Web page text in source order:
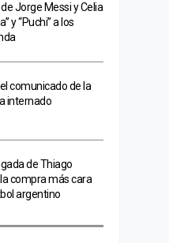
Jorge Messi y Celia
y “Puchi” a los
comunicado de la
internado
de Thiago
compra más cara
argentino